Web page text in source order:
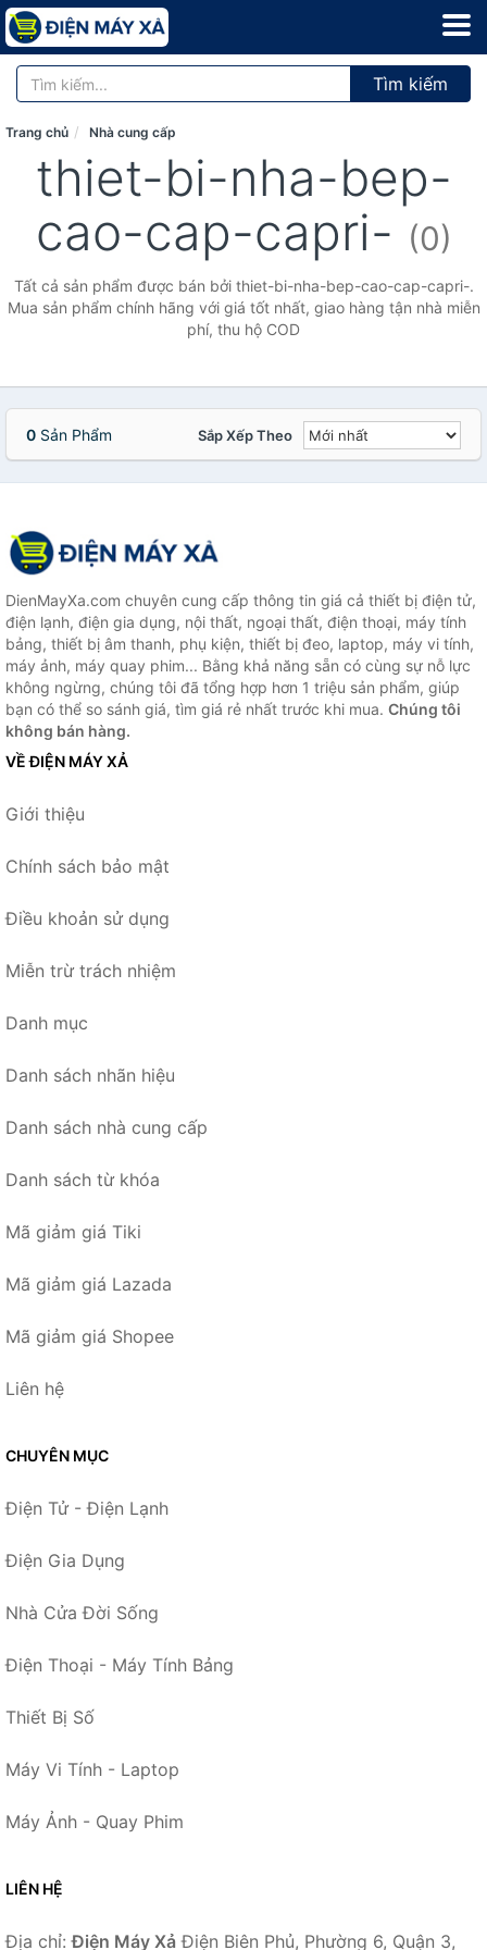
Tìm kiếm
Trang chủ Nhà cung cấp
thiet-bi-nha-bep-
cao-cap-capri- (0)
Tất cả sản phẩm được bán bởi thiet-bi-nha-bep-cao-cap-capri-.
Mua sản phẩm chính hãng với giá tốt nhất, giao hàng tận nhà miễn
phí, thu hộ COD
0 Sản Phẩm Sắp Xếp Theo
DienMayXa.com chuyên cung cấp thông tin giá cả thiết bị điện tử,
điện lạnh, điện gia dụng, nội thất, ngoại thất, điện thoại, máy tính
bảng, thiết bị âm thanh, phụ kiện, thiết bị đeo, laptop, máy vi tính,
máy ảnh, máy quay phim... Bằng khả năng sẵn có cùng sự nỗ lực
không ngừng, chúng tôi đã tổng hợp hơn 1 triệu sản phẩm, giúp
bạn có thể so sánh giá, tìm giá rẻ nhất trước khi mua. Chúng tôi
không bán hàng.
VỀ ĐIỆN MÁY XẢ
Giới thiệu
Chính sách bảo mật
Điều khoản sử dụng
Miễn trừ trách nhiệm
Danh mục
Danh sách nhãn hiệu
Danh sách nhà cung cấp
Danh sách từ khóa
Mã giảm giá Tiki
Mã giảm giá Lazada
Mã giảm giá Shopee
Liên hệ
CHUYÊN MỤC
Điện Tử - Điện Lạnh
Điện Gia Dụng
Nhà Cửa Đời Sống
Điện Thoại - Máy Tính Bảng
Thiết Bị Số
Máy Vi Tính - Laptop
Máy Ảnh - Quay Phim
LIÊN HỆ
Địa chỉ:Điện Máy Xả Điện Biên Phủ, Phường 6, Quận 3,